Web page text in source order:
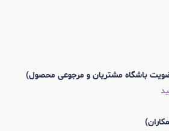
باشگاه مشتریان و مرجوعی محصول)